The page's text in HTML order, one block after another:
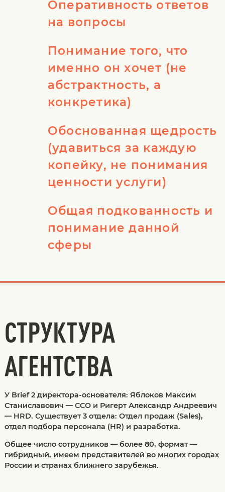
Оперативность ответов
на вопросы
Понимание того, что
именно он хочет (не
абстрактность, а
конкретика)
Обоснованная щедрость
(удавиться за каждую
копейку, не понимания
ценности услуги)
Общая подкованность и
понимание данной
сферы
СТРУКТУРА
АГЕНТСТВА
У Brief 2 директора-основателя: Яблоков Максим
Станиславович — CCO и Ригерт Александр Андреевич
— HRD. Существует 3 отдела: Отдел продаж (Sales),
отдел подбора персонала (HR) и разработка.
Общее число сотрудников — более 80, формат —
гибридный, имеем представителей во многих городах
России и странах ближнего зарубежья.